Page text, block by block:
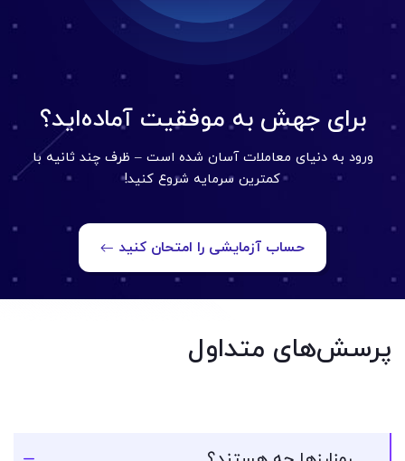
برای جهش به موفقیت آماده‌اید؟
ورود به دنیای معاملات آسان شده است – ظرف چند ثانیه با
کمترین سرمایه شروع کنید!
حساب آزمایشی را امتحان کنید
پرسش‌های متداول